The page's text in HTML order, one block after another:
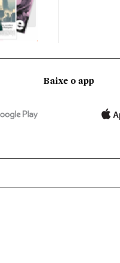
Baixe o app